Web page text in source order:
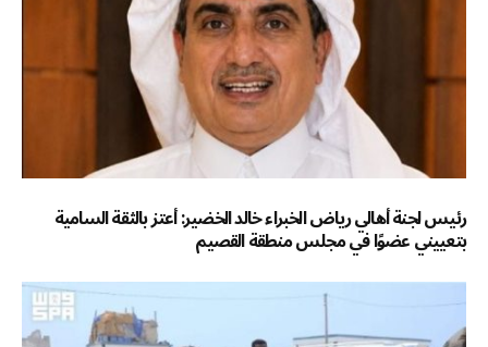
رئيس لجنة أهالي رياض الخبراء خالد الخضير: أعتز بالثقة السامية
بتعييني عضوًا في مجلس منطقة القصيم